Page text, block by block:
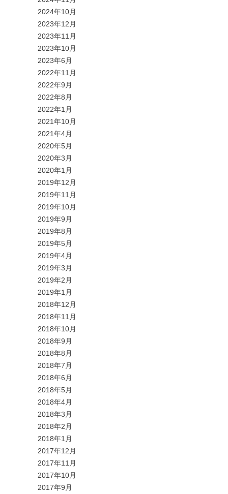
2024年10月
2023年12月
2023年11月
2023年10月
2023年6月
2022年11月
2022年9月
2022年8月
2022年1月
2021年10月
2021年4月
2020年5月
2020年3月
2020年1月
2019年12月
2019年11月
2019年10月
2019年9月
2019年8月
2019年5月
2019年4月
2019年3月
2019年2月
2019年1月
2018年12月
2018年11月
2018年10月
2018年9月
2018年8月
2018年7月
2018年6月
2018年5月
2018年4月
2018年3月
2018年2月
2018年1月
2017年12月
2017年11月
2017年10月
2017年9月